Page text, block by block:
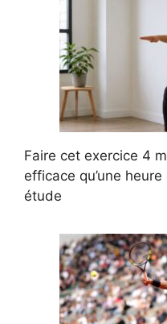
Faire cet exercice 4
efficace qu’une
étude